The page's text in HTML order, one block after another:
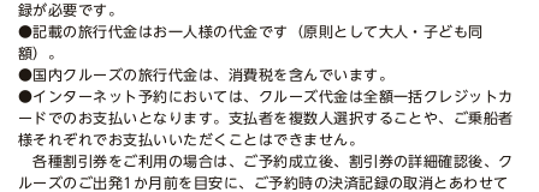
録が必要です。
●記載の旅行代金はお一人様の代金です（原則として大人・子ども同
額）。
●国内クルーズの旅行代金は、消費税を含んでいます。
●インターネット予約においては、クルーズ代金は全額一括クレジットカ
ードでのお支払いとなります。支払者を複数人選択することや、ご乗船者
様それぞれでお支払いいただくことはできません。
各種割引券をご利用の場合は、ご予約成立後、割引券の詳細確認後、ク
ルーズのご出発1か月前を目安に、ご予約時の決済記録の取消とあわせて